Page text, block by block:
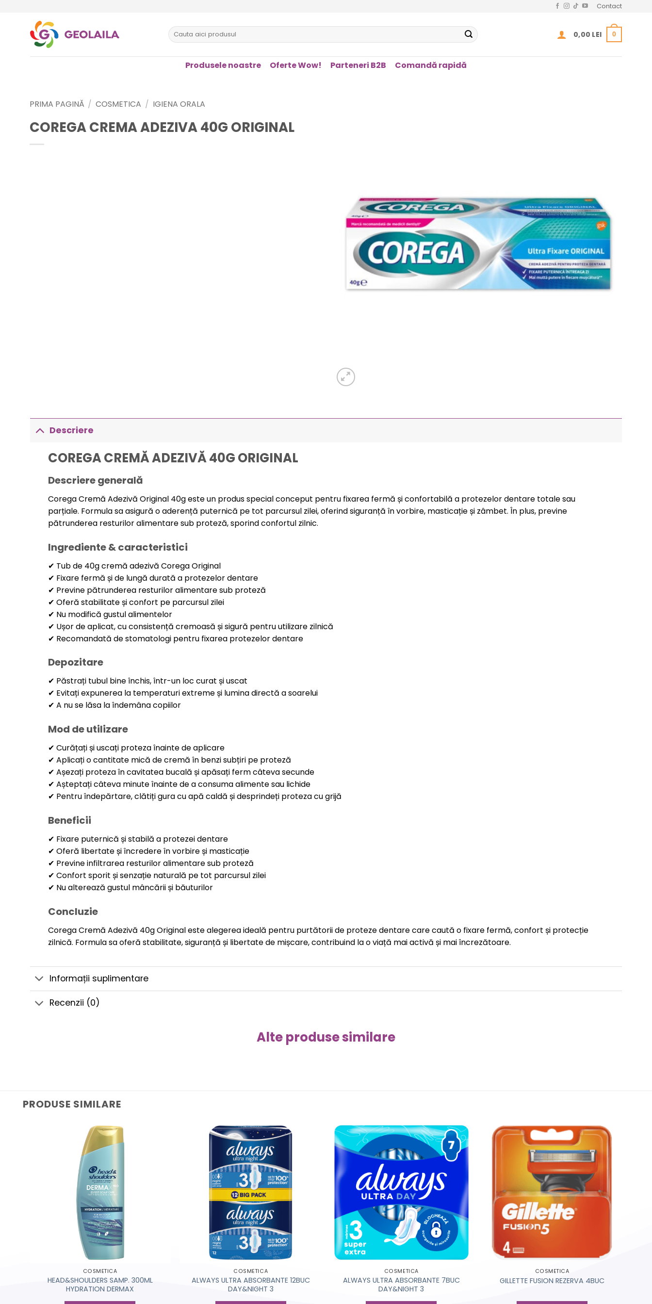
conținut
Contact
Caută
după:
0,00 LEI 0
Produsele noastre Oferte Wow! Parteneri B2B Comandă rapidă
PRIMA PAGINĂ / COSMETICA / IGIENA ORALA
COREGA CREMA ADEZIVA 40G ORIGINAL
Descriere
COREGA CREMĂ ADEZIVĂ 40G ORIGINAL
Descriere generală
Corega Cremă Adezivă Original 40g este un produs special conceput pentru fixarea fermă și confortabilă a protezelor dentare totale sau
parțiale. Formula sa asigură o aderență puternică pe tot parcursul zilei, oferind siguranță în vorbire, masticație și zâmbet. În plus, previne
pătrunderea resturilor alimentare sub proteză, sporind confortul zilnic.
Ingrediente & caracteristici
✔ Tub de 40g cremă adezivă Corega Original
✔ Fixare fermă și de lungă durată a protezelor dentare
✔ Previne pătrunderea resturilor alimentare sub proteză
✔ Oferă stabilitate și confort pe parcursul zilei
✔ Nu modifică gustul alimentelor
✔ Ușor de aplicat, cu consistență cremoasă și sigură pentru utilizare zilnică
✔ Recomandată de stomatologi pentru fixarea protezelor dentare
Depozitare
✔ Păstrați tubul bine închis, într-un loc curat și uscat
✔ Evitați expunerea la temperaturi extreme și lumina directă a soarelui
✔ A nu se lăsa la îndemâna copiilor
Mod de utilizare
✔ Curățați și uscați proteza înainte de aplicare
✔ Aplicați o cantitate mică de cremă în benzi subțiri pe proteză
✔ Așezați proteza în cavitatea bucală și apăsați ferm câteva secunde
✔ Așteptați câteva minute înainte de a consuma alimente sau lichide
✔ Pentru îndepărtare, clătiți gura cu apă caldă și desprindeți proteza cu grijă
Beneficii
✔ Fixare puternică și stabilă a protezei dentare
✔ Oferă libertate și încredere în vorbire și masticație
✔ Previne infiltrarea resturilor alimentare sub proteză
✔ Confort sporit și senzație naturală pe tot parcursul zilei
✔ Nu alterează gustul mâncării și băuturilor
Concluzie
Corega Cremă Adezivă 40g Original este alegerea ideală pentru purtătorii de proteze dentare care caută o fixare fermă, confort și protecție
zilnică. Formula sa oferă stabilitate, siguranță și libertate de mișcare, contribuind la o viață mai activă și mai încrezătoare.
Informații suplimentare
Recenzii (0)
Alte produse similare
PRODUSE SIMILARE
COSMETICA
HEAD&SHOULDERS SAMP. 300ML
HYDRATION DERMAX
COSMETICA
ALWAYS ULTRA ABSORBANTE 12BUC
DAY&NIGHT 3
COSMETICA
ALWAYS ULTRA ABSORBANTE 7BUC
DAY&NIGHT 3
COSMETICA
GILLETTE FUSION REZERVA 4BUC